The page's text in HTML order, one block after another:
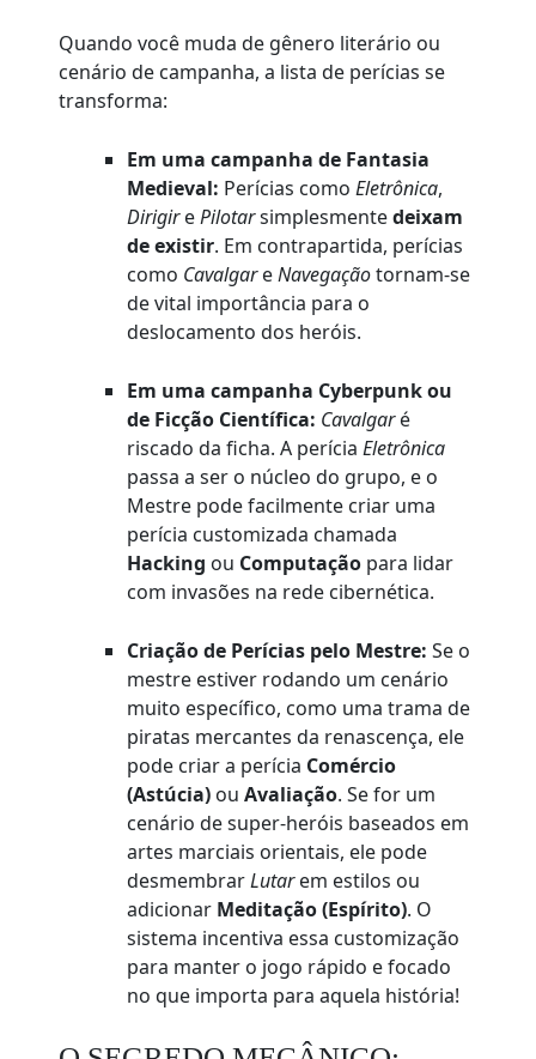
Quando você muda de gênero literário ou
cenário de campanha, a lista de perícias se
transforma:
Em uma campanha de Fantasia
Medieval: Perícias comoEletrônica,
DirigirePilotarsimplesmentedeixam
de existir. Em contrapartida, perícias
como CavalgareNavegaçãotornam-se
de vital importância para o
deslocamento dos heróis.
Em uma campanha Cyberpunk ou
de Ficção Científica: Cavalgaré
riscado da ficha. A períciaEletrônica
passa a ser o núcleo do grupo, e o
Mestre pode facilmente criar uma
perícia customizada chamada
Hacking ou Computação para lidar
com invasões na rede cibernética.
Criação de Perícias pelo Mestre: Se o
mestre estiver rodando um cenário
muito específico, como uma trama de
piratas mercantes da renascença, ele
pode criar a perícia Comércio
(Astúcia) ouAvaliação. Se for um
cenário de super-heróis baseados em
artes marciais orientais, ele pode
desmembrarLutarem estilos ou
adicionar Meditação (Espírito). O
sistema incentiva essa customização
para manter o jogo rápido e focado
no que importa para aquela história!